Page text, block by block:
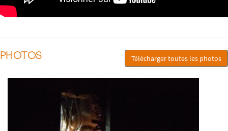
PHOTOS Télécharger toutes les photos